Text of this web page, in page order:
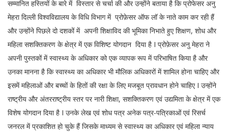
सम्मानित हस्तियों के बारे में विस्तार से चर्चा की और उन्होंने बताया है कि प्रोफेसर अनु
मेहरा दिल्ली विश्वविद्यालय के विधि विभाग में प्रोफ़ेसर ऑफ लॉ के नाते काम कर रही हैं
और उन्होंने पिछले दो दशकों में अपनी शिक्षाविद की भूमिका निभाते हुए शिक्षण, शोध और
महिला सशक्तिकरण के क्षेत्र में एक विशिष्ट योगदान दिया है I प्रोफ़ेसर अनु मेहरा ने
अपनी पुस्तकों में स्वास्थ्य के अधिकार को एक व्यापक रूप में परिभाषित किया है और
उनका मानना है कि स्वास्थ्य का अधिकार भी मौलिक अधिकारों में शामिल होना चाहिए और
इसमें महिलाओं और बच्चों के हितों की रक्षा के लिए मजबूत प्रावधान होने चाहिए I उन्होंने
राष्ट्रीय और अंतरराष्ट्रीय स्तर पर नारी शिक्षा, सशक्तिकरण एवं उद्यमिता के क्षेत्र में एक
विशेष योगदान दिया है I उनके लेख एवं शोध पत्र अनेक पत्र-पत्रिकाओं एवं रिसर्च
जनरल में प्रकाशित हो चुके हैं जिसके माध्यम से स्वास्थ्य का अधिकार एवं महिला न्याय